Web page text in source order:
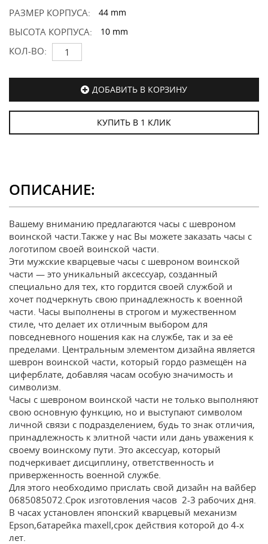
РАЗМЕР КОРПУСА: 44 mm
ВЫСОТА КОРПУСА: 10 mm
КОЛ-ВО:
ДОБАВИТЬ В КОРЗИНУ
КУПИТЬ В 1 КЛИК
ОПИСАНИЕ:
Вашему вниманию предлагаются часы с шевроном
воинской части.Также у нас Вы можете заказать часы с
логотипом своей воинской части.
Эти мужские кварцевые часы с шевроном воинской
части — это уникальный аксессуар, созданный
специально для тех, кто гордится своей службой и
хочет подчеркнуть свою принадлежность к военной
части. Часы выполнены в строгом и мужественном
стиле, что делает их отличным выбором для
повседневного ношения как на службе, так и за её
пределами. Центральным элементом дизайна является
шеврон воинской части, который гордо размещён на
циферблате, добавляя часам особую значимость и
символизм.
Часы с шевроном воинской части не только выполняют
свою основную функцию, но и выступают символом
личной связи с подразделением, будь то знак отличия,
принадлежность к элитной части или дань уважения к
своему воинскому пути. Это аксессуар, который
подчеркивает дисциплину, ответственность и
приверженность военной службе.
Для этого необходимо прислать свой дизайн на вайбер
0685085072.Срок изготовления часов 2-3 рабочих дня.
В часах установлен японский кварцевый механизм
Epson,батарейка maxell,срок действия которой до 4-х
лет.